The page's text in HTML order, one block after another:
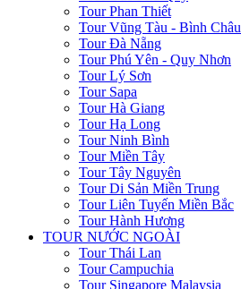
Tour Phan Thiết
Tour Vũng Tàu - Bình Châu
Tour Đà Nẵng
Tour Phú Yên - Quy Nhơn
Tour Lý Sơn
Tour Sapa
Tour Hà Giang
Tour Hạ Long
Tour Ninh Bình
Tour Miền Tây
Tour Tây Nguyên
Tour Di Sản Miền Trung
Tour Liên Tuyến Miền Bắc
Tour Hành Hương
TOUR NƯỚC NGOÀI
Tour Thái Lan
Tour Campuchia
Tour Singapore Malaysia